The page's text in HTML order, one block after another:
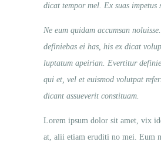
dicat tempor mel. Ex suas impetus
Ne eum quidam accumsan
definiebas ei has, his ex dicat
luptatum apeirian. Evertitur
qui et, vel et euismod volutpat
dicant assueverit constituam.
Lorem ipsum dolor sit amet, vix
at, alii etiam eruditi no mei. Eum